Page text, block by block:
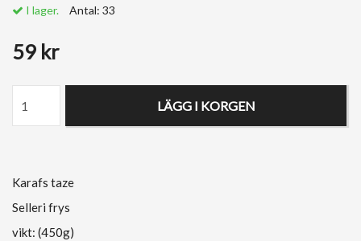
I lager. Antal: 33
59 kr
LÄGG I KORGEN
Karafs taze
Selleri frys
vikt: (450g)